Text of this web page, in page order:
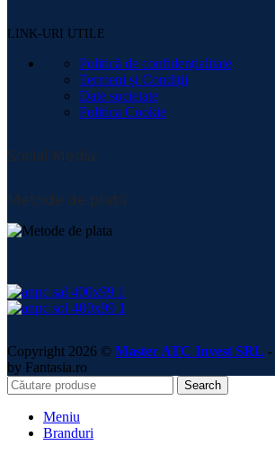
LINK-URI UTILE
Politică de confidențialitate
Termeni și Condiții
Date societate
Politica Cookie
Social Media:
Metode de plată:
Copyright 2026 © Master ATC Invest SRL -
by Fantasia.ro
Search
Meniu
Branduri